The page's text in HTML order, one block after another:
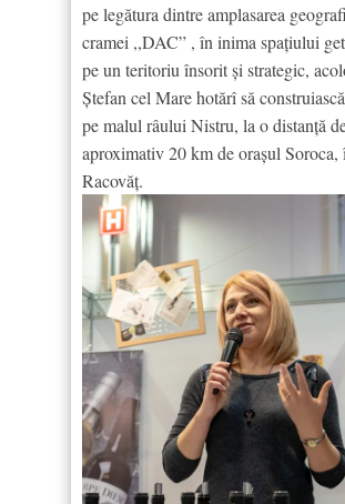
pe legătura dintre amplasarea
cramei ,,DAC” , în inima spațiului
pe un teritoriu însorit și strategic,
Ștefan cel Mare hotărî să
pe malul râului Nistru, la o distanță
aproximativ 20 km de orașul Soroca,
Racovăț.